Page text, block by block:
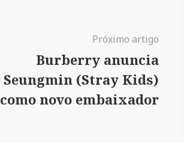
Próximo artigo
Burberry anuncia
Seungmin (Stray Kids)
como novo embaixador